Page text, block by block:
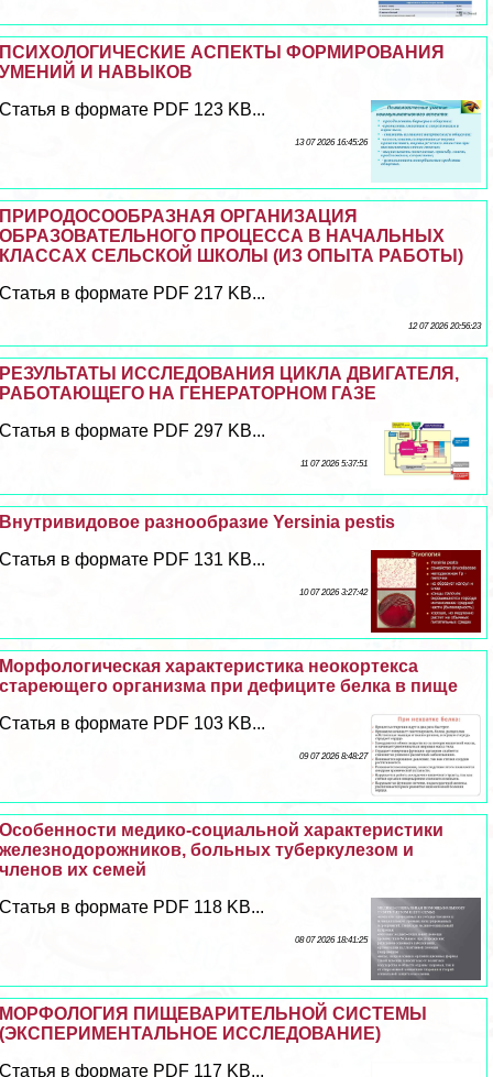
ПСИХОЛОГИЧЕСКИЕ АСПЕКТЫ ФОРМИРОВАНИЯ
УМЕНИЙ И НАВЫКОВ
Статья в формате PDF 123 KB...
13 07 2026 16:45:26
ПРИРОДОСООБРАЗНАЯ ОРГАНИЗАЦИЯ
ОБРАЗОВАТЕЛЬНОГО ПРОЦЕССА В НАЧАЛЬНЫХ
КЛАССАХ СЕЛЬСКОЙ ШКОЛЫ (ИЗ ОПЫТА РАБОТЫ)
Статья в формате PDF 217 KB...
12 07 2026 20:56:23
РЕЗУЛЬТАТЫ ИССЛЕДОВАНИЯ ЦИКЛА ДВИГАТЕЛЯ,
РАБОТАЮЩЕГО НА ГЕНЕРАТОРНОМ ГАЗЕ
Статья в формате PDF 297 KB...
11 07 2026 5:37:51
Внутривидовое разнообразие Yersinia pestis
Статья в формате PDF 131 KB...
10 07 2026 3:27:42
Морфологическая хаpaктеристика неокортекса
стареющего организма при дефиците белка в пище
Статья в формате PDF 103 KB...
09 07 2026 8:48:27
Особенности медико-социальной хаpaктеристики
железнодорожников, больных туберкулезом и
члeнов их семей
Статья в формате PDF 118 KB...
08 07 2026 18:41:25
МОРФОЛОГИЯ ПИЩЕВАРИТЕЛЬНОЙ СИСТЕМЫ
(ЭКСПЕРИМЕНТАЛЬНОЕ ИССЛЕДОВАНИЕ)
Статья в формате PDF 117 KB...